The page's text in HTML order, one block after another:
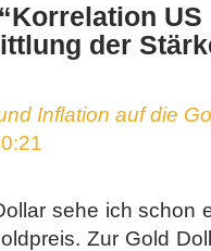
der
Inflation auf die
sehe ich schon
Zur Gold